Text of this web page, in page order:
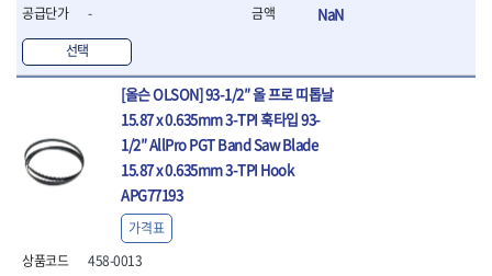
- 항공가위
- 클램프
- 망치
- 빠루망치
- 볼핀망치
- 함마망치
- 도끼
- 망치헤드
- 판금망치
- 나일론무반동망치
- 플라스틱망치
- 고무망치
-
선택
NaN
[올슨 OLSON] 93-1/2″ 올 프로 띠톱날
15.87 x 0.635mm 3-TPI 훅타입 93-
1/2″ AllPro PGT Band Saw Blade
15.87 x 0.635mm 3-TPI Hook
APG77193
458-0013
가격표